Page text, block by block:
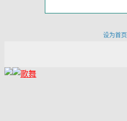
设为首页